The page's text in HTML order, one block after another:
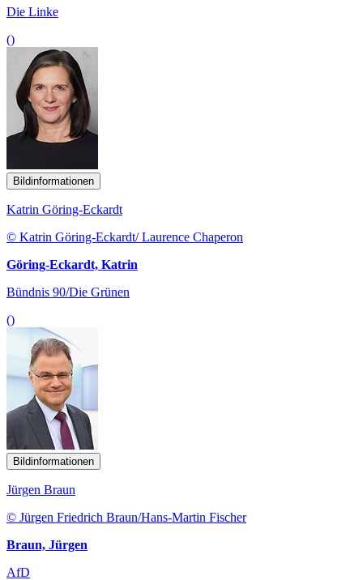
Die Linke
()
Bildinformationen
Katrin Göring-Eckardt
© Katrin Göring-Eckardt/ Laurence Chaperon
Göring-Eckardt, Katrin
Bündnis 90/Die Grünen
()
Bildinformationen
Jürgen Braun
© Jürgen Friedrich Braun/Hans-Martin Fischer
Braun, Jürgen
AfD